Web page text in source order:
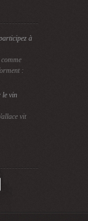
à
:
le vin
vit